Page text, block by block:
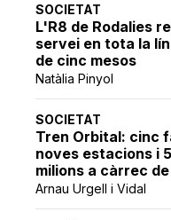
SOCIETAT
L'R8 de Rodalies
servei en tota la
de cinc mesos
Natàlia Pinyol
SOCIETAT
Tren Orbital: cinc
noves estacions i
milions a càrrec de
Arnau Urgell i Vidal